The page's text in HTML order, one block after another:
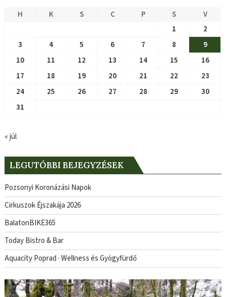
H K S C P S
V
1
2
3
4 5 6 7 8
9
10
11 12 13 14 15
16
17
18 19 20 21 22
23
24
25 26 27 28 29
30
31
« júl
LEGUTÓBBI BEJEGYZÉSEK
Pozsonyi Koronázási Napok
Cirkuszok Éjszakája 2026
BalatonBIKE365
Today Bistro & Bar
Aquacity Poprad · Wellness és Gyógyfürdő